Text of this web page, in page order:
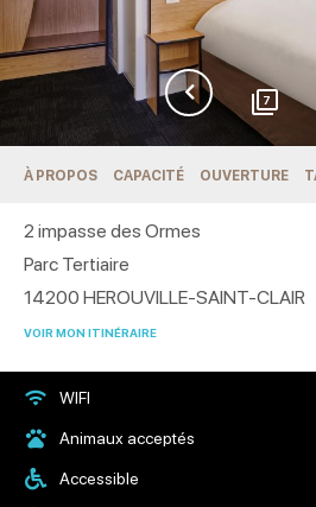
7
À PROPOS CAPACITÉ OUVERTURE
2 impasse des Ormes
Parc Tertiaire
14200 HEROUVILLE-SAINT-CLAIR
VOIR MON ITINÉRAIRE
WIFI
Animaux acceptés
Accessible